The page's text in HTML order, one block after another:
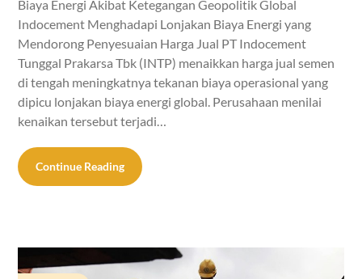
Biaya Energi Akibat Ketegangan Geopolitik Global
Indocement Menghadapi Lonjakan Biaya Energi yang
Mendorong Penyesuaian Harga Jual PT Indocement
Tunggal Prakarsa Tbk (INTP) menaikkan harga jual semen
di tengah meningkatnya tekanan biaya operasional yang
dipicu lonjakan biaya energi global. Perusahaan menilai
kenaikan tersebut terjadi…
Continue Reading